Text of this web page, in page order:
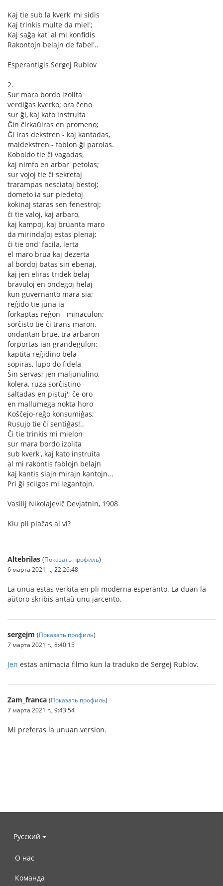
Kaj tie sub la kverk' mi sidis
Kaj trinkis multe da miel';
Kaj saĝa kat' al mi konfidis
Rakontojn belajn de fabel'..
Esperantigis Sergej Rublov
2.
Sur mara bordo izolita
verdiĝas kverko; ora ĉeno
sur ĝi, kaj kato instruita
Ĝin ĉirkaŭiras en promeno;
Ĝi iras dekstren - kaj kantadas,
maldekstren - fablon ĝi parolas.
Koboldo tie ĉi vagadas,
kaj nimfo en arbar' petolas;
sur vojoj tie ĉi sekretaj
trarampas nesciataj bestoj;
dometo ia sur piedetoj
kokinaj staras sen fenestroj;
ĉi tie valoj, kaj arbaro,
kaj kampoj, kaj bruanta maro
da mirindaĵoj estas plenaj;
ĉi tie ond' facila, lerta
el maro brua kaj dezerta
al bordoj batas sin ebenaj,
kaj jen eliras tridek belaj
bravuloj en ondegoj helaj
kun guvernanto mara sia;
reĝido tie juna ia
forkaptas reĝon - minaculon;
sorĉisto tie ĉi trans maron,
ondantan brue, tra arbaron
forportas ian grandegulon;
kaptita reĝidino bela
sopiras, lupo do fidela
Ŝin servas; jen maljunulino,
kolera, ruza sorĉistino
saltadas en pistuj'; ĉe oro
en mallumega nokta horo
Koŝĉejo-reĝo konsumiĝas;
Rusujo tie ĉi sentiĝas!..
Ĉi tie trinkis mi mielon
sur mara bordo izolita
sub kverk', kaj kato instruita
al mi rakontis fablojn belajn
kaj kantis siajn mirajn kantojn...
Pri ĝi sciigos mi legantojn.
Vasilij Nikolajeviĉ Devjatnin, 1908
Kiu pli plaĉas al vi?
Altebrilas (Показать профиль)
6 марта 2021 г., 22:26:48
La unua estas verkita en pli moderna esperanto. La duan la
aŭtoro skribis antaŭ unu jarcento.
sergejm (Показать профиль)
7 марта 2021 г., 8:40:15
Jen estas animacia filmo kun la traduko de Sergej Rublov.
Zam_franca (Показать профиль)
7 марта 2021 г., 9:43:54
Mi preferas la unuan version.
Русский
О нас
Команда